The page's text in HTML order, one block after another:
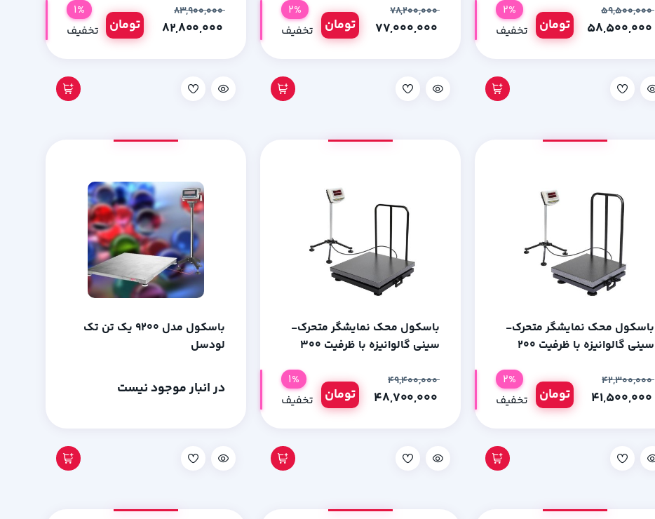
۵۹,۵۰۰,۰۰۰
تومان
2%
تخفیف
۷۸,۲۰۰,۰۰۰
تومان
2%
تخفیف
۸۳,۹۰۰,۰۰۰
تومان
1%
تخفیف
باسکول محک نمایشگر متحرک-
سینی گالوانیزه با ظرفیت 200
۴۲,۳۰۰,۰۰۰
تومان
2%
تخفیف
باسکول محک نمایشگر متحرک-
سینی گالوانیزه با ظرفیت 300
۴۹,۴۰۰,۰۰۰
تومان
1%
تخفیف
باسکول مدل 9200 یک تن تک
لودسل
در انبار موجود نیست